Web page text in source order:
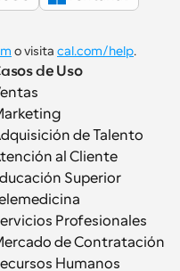
o visita cal.com/help.
de Uso
de Talento
al Cliente
Superior
Profesionales
de Contratación
Humanos